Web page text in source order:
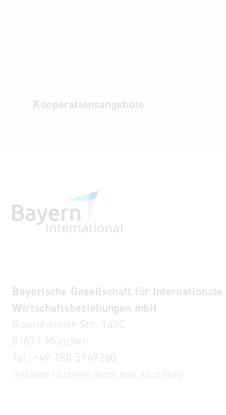
Kooperationsangebote
Bayerische Gesellschaft für Internationale
Wirtschaftsbeziehungen mbH
Rosenheimer Str. 143C
81671 München
Tel: +49 180 5949260
(Festnetz 14 ct/min, Mobil max. 42 ct/min)